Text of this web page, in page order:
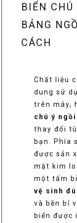
BIỂN
BẢNG
CÁCH
Chất liệu
dung sử
trên máy,
chú ý
thay đổi
bạn. Phía
được sản
mặt kim
một tấm
vệ sinh
và bền bỉ
biển được